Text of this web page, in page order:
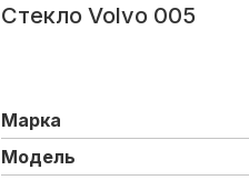
Стекло Volvo 005
Марка
Модель